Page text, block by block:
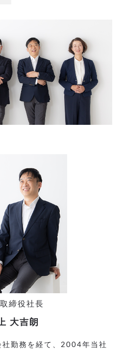
締役社長
大吉朗
勤務を経て、2004年当社